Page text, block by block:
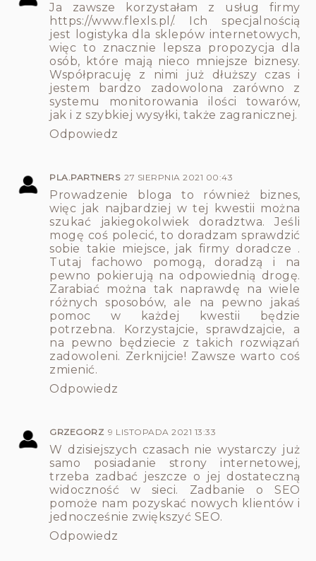
Ja zawsze korzystałam z usług firmy
https://www.flexls.pl/. Ich specjalnością
jest logistyka dla sklepów internetowych,
więc to znacznie lepsza propozycja dla
osób, które mają nieco mniejsze biznesy.
Współpracuję z nimi już dłuższy czas i
jestem bardzo zadowolona zarówno z
systemu monitorowania ilości towarów,
jak i z szybkiej wysyłki, także zagranicznej.
Odpowiedz
PLA.PARTNERS 27 SIERPNIA 2021 00:43
Prowadzenie bloga to również biznes,
więc jak najbardziej w tej kwestii można
szukać jakiegokolwiek doradztwa. Jeśli
mogę coś polecić, to doradzam sprawdzić
sobie takie miejsce, jak firmy doradcze .
Tutaj fachowo pomogą, doradzą i na
pewno pokierują na odpowiednią drogę.
Zarabiać można tak naprawdę na wiele
różnych sposobów, ale na pewno jakaś
pomoc w każdej kwestii będzie
potrzebna. Korzystajcie, sprawdzajcie, a
na pewno będziecie z takich rozwiązań
zadowoleni. Zerknijcie! Zawsze warto coś
zmienić.
Odpowiedz
GRZEGORZ 9 LISTOPADA 2021 13:33
W dzisiejszych czasach nie wystarczy już
samo posiadanie strony internetowej,
trzeba zadbać jeszcze o jej dostateczną
widoczność w sieci. Zadbanie o SEO
pomoże nam pozyskać nowych klientów i
jednocześnie zwiększyć SEO.
Odpowiedz